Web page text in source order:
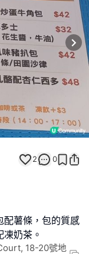
2 0
配薯條，包的質感
奶茶。
18-20號地